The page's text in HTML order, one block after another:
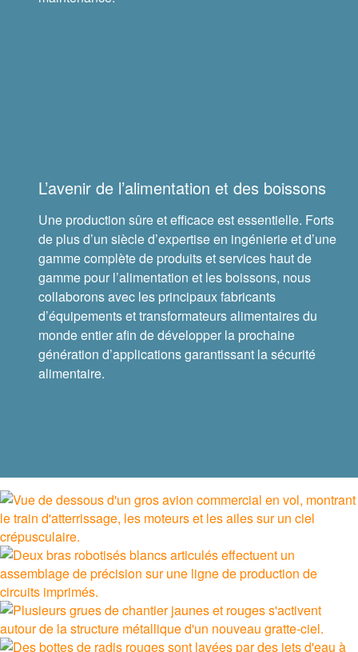
Diamond®
Drives®
SPINEA®
Torsion Control™
Des-Case®
CGI Inc.
Investisseurs
Carrières
L’avenir de l’alimentation et des boissons
Une production sûre et efficace est essentielle. Forts
de plus d’un siècle d’expertise en ingénierie et d’une
gamme complète de produits et services haut de
gamme pour l’alimentation et les boissons, nous
collaborons avec les principaux fabricants
d’équipements et transformateurs alimentaires du
monde entier afin de développer la prochaine
génération d’applications garantissant la sécurité
alimentaire.